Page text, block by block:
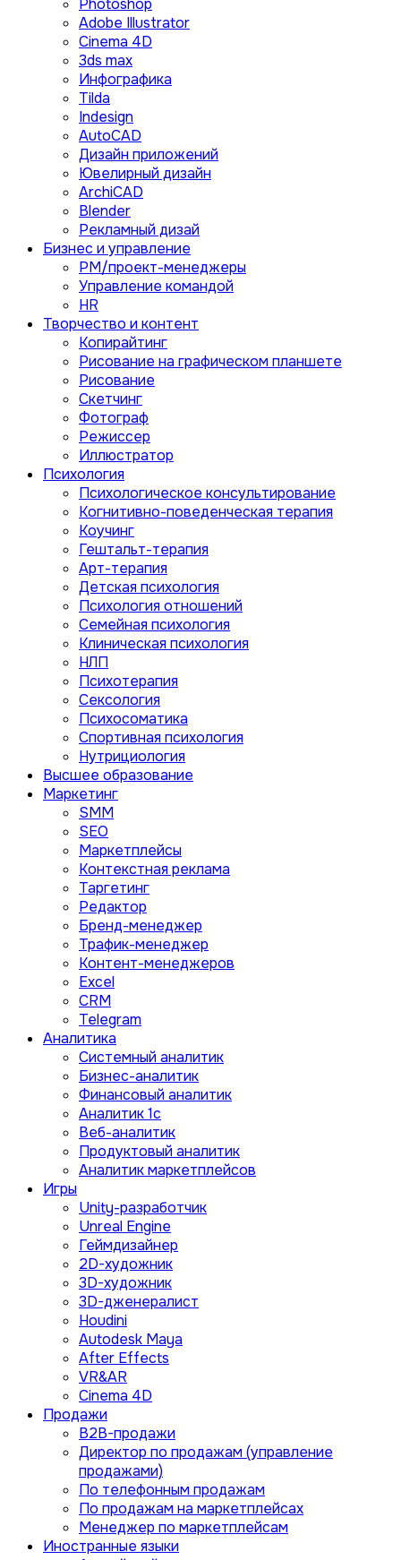
Photoshop
Adobe Illustrator
Сinema 4D
3ds max
Инфографика
Tilda
Indesign
AutoCAD
Дизайн приложений
Ювелирный дизайн
ArchiCAD
Blender
Рекламный дизай
Бизнес и управление
PM/проект-менеджеры
Управление командой
HR
Творчество и контент
Копирайтинг
Рисование на графическом планшете
Рисование
Скетчинг
Фотограф
Режиссер
Иллюстратор
Психология
Психологическое консультирование
Когнитивно-поведенческая терапия
Коучинг
Гештальт-терапия
Арт-терапия
Детская психология
Психология отношений
Семейная психология
Клиническая психология
НЛП
Психотерапия
Сексология
Психосоматика
Спортивная психология
Нутрициология
Высшее образование
Маркетинг
SMM
SEO
Маркетплейсы
Контекстная реклама
Таргетинг
Редактор
Бренд-менеджер
Трафик-менеджер
Контент-менеджеров
Excel
CRM
Telegram
Аналитика
Системный аналитик
Бизнес-аналитик
Финансовый аналитик
Aналитик 1с
Веб-аналитик
Продуктовый аналитик
Аналитик маркетплейсов
Игры
Unity-разработчик
Unreal Engine
Геймдизайнер
2D-художник
3D-художник
3D-дженералист
Houdini
Autodesk Maya
After Effects
VR&AR
Cinema 4D
Продажи
B2B-продажи
Директор по продажам (управление
продажами)
По телефонным продажам
По продажам на маркетплейсах
Менеджер по маркетплейсам
Иностранные языки